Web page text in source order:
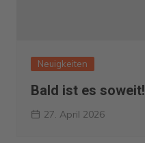
Neuigkeiten
Bald ist es soweit!
27. April 2026